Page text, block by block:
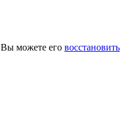
можете его восстановить